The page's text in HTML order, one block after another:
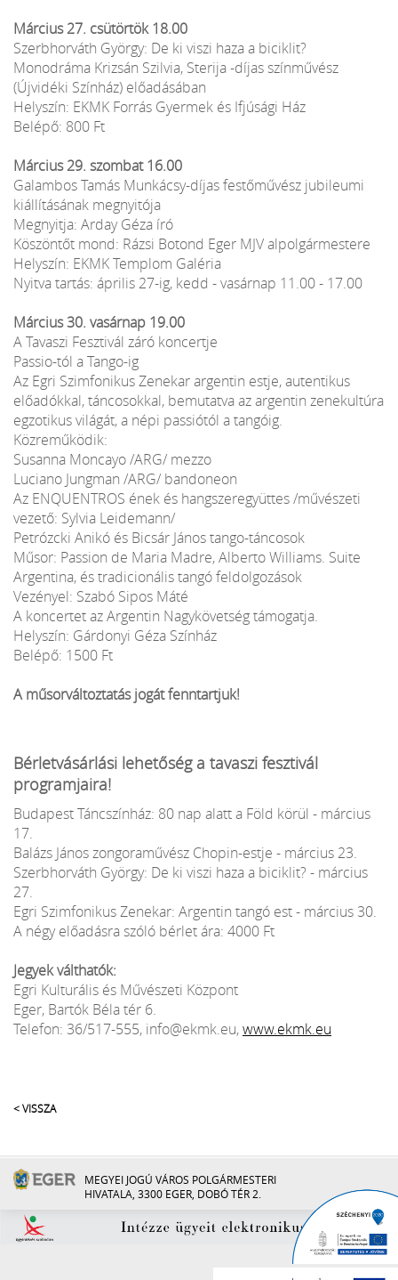
Március 27. csütörtök 18.00
Szerbhorváth György: De ki viszi haza a biciklit?
Monodráma Krizsán Szilvia, Sterija -díjas színművész
(Újvidéki Színház) előadásában
Helyszín: EKMK Forrás Gyermek és Ifjúsági Ház
Belépő: 800 Ft
Március 29. szombat 16.00
Galambos Tamás Munkácsy-díjas festőművész jubileumi
kiállításának megnyitója
Megnyitja: Arday Géza író
Köszöntőt mond: Rázsi Botond Eger MJV alpolgármestere
Helyszín: EKMK Templom Galéria
Nyitva tartás: április 27-ig, kedd - vasárnap 11.00 - 17.00
Március 30. vasárnap 19.00
A Tavaszi Fesztivál záró koncertje
Passio-tól a Tango-ig
Az Egri Szimfonikus Zenekar argentin estje, autentikus
előadókkal, táncosokkal, bemutatva az argentin zenekultúra
egzotikus világát, a népi passiótól a tangóig.
Közreműködik:
Susanna Moncayo /ARG/ mezzo
Luciano Jungman /ARG/ bandoneon
Az ENQUENTROS ének és hangszeregyüttes /művészeti
vezető: Sylvia Leidemann/
Petrózcki Anikó és Bicsár János tango-táncosok
Műsor: Passion de Maria Madre, Alberto Williams. Suite
Argentina, és tradicionális tangó feldolgozások
Vezényel: Szabó Sipos Máté
A koncertet az Argentin Nagykövetség támogatja.
Helyszín: Gárdonyi Géza Színház
Belépő: 1500 Ft
A műsorváltoztatás jogát fenntartjuk!
Bérletvásárlási lehetőség a tavaszi fesztivál
programjaira!
Budapest Táncszínház: 80 nap alatt a Föld körül - március
17.
Balázs János zongoraművész Chopin-estje - március 23.
Szerbhorváth György: De ki viszi haza a biciklit? - március
27.
Egri Szimfonikus Zenekar: Argentin tangó est - március 30.
A négy előadásra szóló bérlet ára: 4000 Ft
Jegyek válthatók:
Egri Kulturális és Művészeti Központ
Eger, Bartók Béla tér 6.
Telefon: 36/517-555, info@ekmk.eu,www.ekmk.eu
< VISSZA
MEGYEI JOGÚ VÁROS POLGÁRMESTERI
HIVATALA, 3300 EGER, DOBÓ TÉR 2.